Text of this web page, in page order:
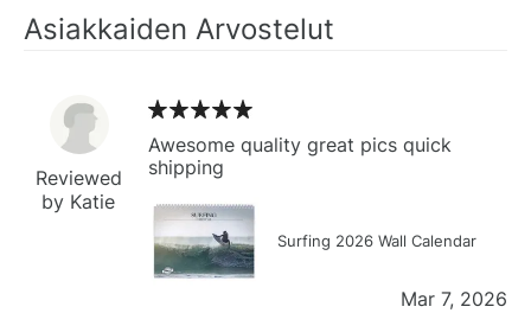
Asiakkaiden Arvostelut
Reviewed
by Katie
Awesome quality great pics quick
shipping
Surfing 2026 Wall Calendar
Mar 7, 2026